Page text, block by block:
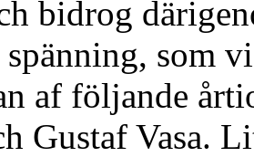
bidrog
spänning, som
af följande
Gustaf Vasa.